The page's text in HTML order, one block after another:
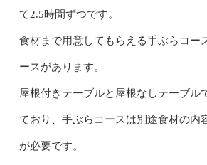
て2.5時間ずつです。
食材まで用意してもらえる手ぶらコー
ースがあります。
屋根付きテーブルと屋根なしテーブル
ており、手ぶらコースは別途食材の内
が必要です。